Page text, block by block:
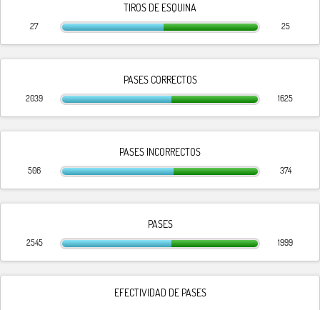
TIROS DE ESQUINA
27 25
PASES CORRECTOS
2039 1625
PASES INCORRECTOS
506 374
PASES
2545 1999
EFECTIVIDAD DE PASES